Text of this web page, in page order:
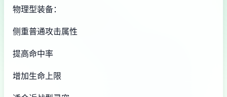
物理型装备：
侧重普通攻击属性
提高命中率
增加生命上限